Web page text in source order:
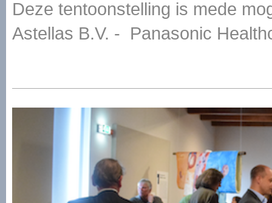
Deze tentoonstelling is mede
Astellas B.V. - Panasonic